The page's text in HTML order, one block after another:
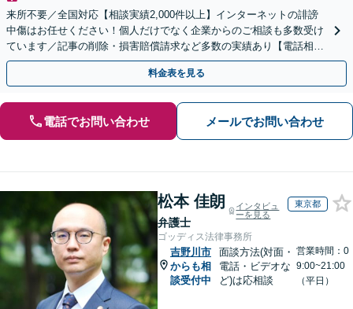
来所不要／全国対応【相談実績2,000件以上】インターネットの誹謗
中傷はお任せください！個人だけでなく企業からのご相談も多数受け
ています／記事の削除・損害賠償請求など多数の実績あり【電話相談
可】【初回相談無料】【夜間休日面談可】
料金表を見る
電話でお問い合わせ メールでお問い合わせ
松本 佳朗
弁護士
インタビュ
ーを見る
東京都
ゴッディス法律事務所
吉野川市
からも相
談受付中
面談方法(対面・
電話・ビデオな
ど)は応相談
営業時間：0
9:00~21:00
（平日）